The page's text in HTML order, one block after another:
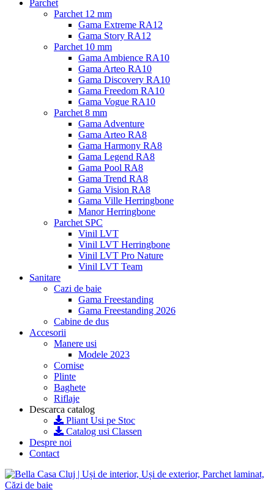
Parchet
Parchet 12 mm
Gama Extreme RA12
Gama Story RA12
Parchet 10 mm
Gama Ambience RA10
Gama Arteo RA10
Gama Discovery RA10
Gama Freedom RA10
Gama Vogue RA10
Parchet 8 mm
Gama Adventure
Gama Arteo RA8
Gama Harmony RA8
Gama Legend RA8
Gama Pool RA8
Gama Trend RA8
Gama Vision RA8
Gama Ville Herringbone
Manor Herringbone
Parchet SPC
Vinil LVT
Vinil LVT Herringbone
Vinil LVT Pro Nature
Vinil LVT Team
Sanitare
Cazi de baie
Gama Freestanding
Gama Freestanding 2026
Cabine de dus
Accesorii
Manere usi
Modele 2023
Cornise
Plinte
Baghete
Riflaje
Descarca catalog
Pliant Usi pe Stoc
Catalog usi Classen
Despre noi
Contact